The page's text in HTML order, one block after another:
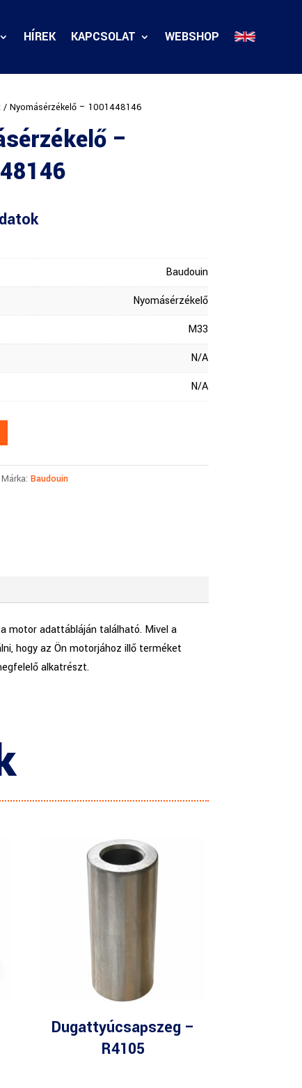
HÍREK KAPCSOLAT WEBSHOP
/ Nyomásérzékelő – 1001448146
–
Baudouin
Nyomásérzékelő
M33
N/A
N/A
Márka: Baudouin
motor adattábláján található. Mivel a
hogy az Ön motorjához illő terméket
alkatrészt.
Dugattyúcsapszeg –
R4105